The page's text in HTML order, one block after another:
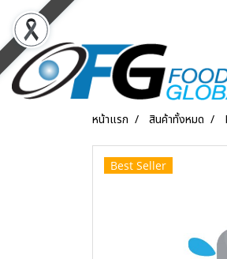
หน้าแรก สินค้าทั้งหมด
Best Seller